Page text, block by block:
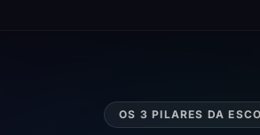
OS 3 PILARES DA